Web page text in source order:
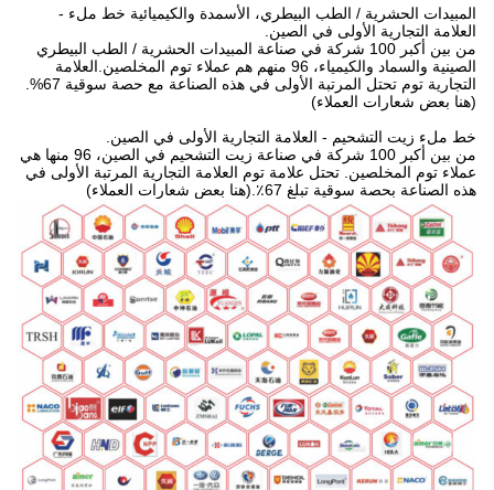
المبيدات الحشرية / الطب البيطري، الأسمدة والكيميائية خط ملء -
العلامة التجارية الأولى في الصين.
من بين أكبر 100 شركة في صناعة المبيدات الحشرية / الطب البيطري
الصينية والسماد والكيمياء، 96 منهم هم عملاء توم المخلصين.العلامة
التجارية توم تحتل المرتبة الأولى في هذه الصناعة مع حصة سوقية 67%.
(هنا بعض شعارات العملاء)
خط ملء زيت التشحيم - العلامة التجارية الأولى في الصين.
من بين أكبر 100 شركة في صناعة زيت التشحيم في الصين، 96 منها هي
عملاء توم المخلصين. تحتل علامة توم العلامة التجارية المرتبة الأولى في
هذه الصناعة بحصة سوقية تبلغ 67٪.(هنا بعض شعارات العملاء)